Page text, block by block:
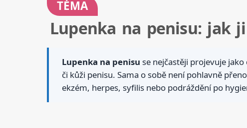
TÉMA
Lupenka na penisu: jak
Lupenka na penisu se nejčastěji projevuje
či kůži penisu. Sama o sobě není pohlavně
ekzém, herpes, syfilis nebo podráždění po